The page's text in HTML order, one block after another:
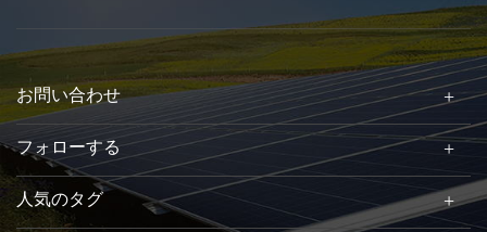
お問い合わせ
フォローする
人気のタグ